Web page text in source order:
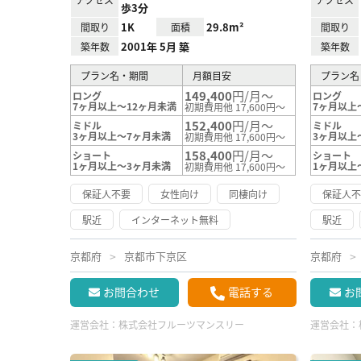
歩3分
間取り 1K 面積 29.8m²
築年数 2001年 5月 築
プラン名・期間
月額目安
ロング
7ヶ月以上～12ヶ月未満
149,400円/月～
初期費用他 17,600円～
ミドル
3ヶ月以上～7ヶ月未満
152,400円/月～
初期費用他 17,600円～
ショート
1ヶ月以上～3ヶ月未満
158,400円/月～
初期費用他 17,600円～
保証人不要
女性向け
同棲向け
駅近
インターネット無料
京都府 京都市下京区
お問合わせ 電話する
運営会社： 株式会社フルーツマンスリー
間取り
築年数
プラン
ロング
7ヶ月以上
ミドル
3ヶ月以上
ショート
1ヶ月以上
保証人
駅近
京都府
お
運営会社：